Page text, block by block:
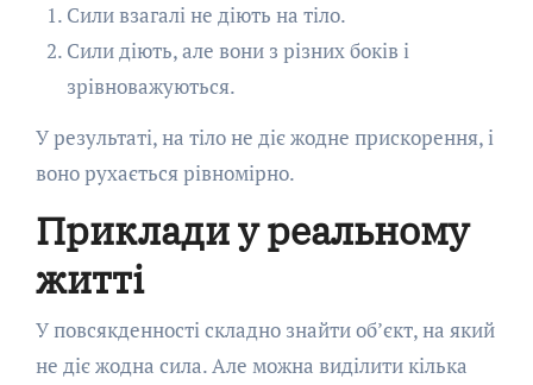
Сили взагалі не діють на тіло.
Сили діють, але вони з різних боків і
зрівноважуються.
У результаті, на тіло не діє жодне прискорення, і
воно рухається рівномірно.
Приклади у реальному
житті
У повсякденності складно знайти об’єкт, на який
не діє жодна сила. Але можна виділити кілька